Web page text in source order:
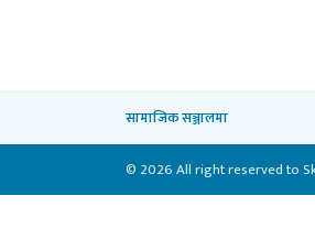
सामाजिक सञ्जालमा
© 2026 All right reserved to